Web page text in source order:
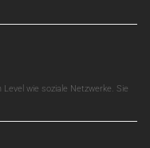
wie soziale Netzwerke. Sie